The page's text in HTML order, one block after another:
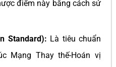
điểm này bằng cách sử
Standard): Là tiêu chuẩn
Mạng Thay thế-Hoán vị